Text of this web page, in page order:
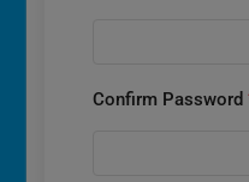
Confirm Password